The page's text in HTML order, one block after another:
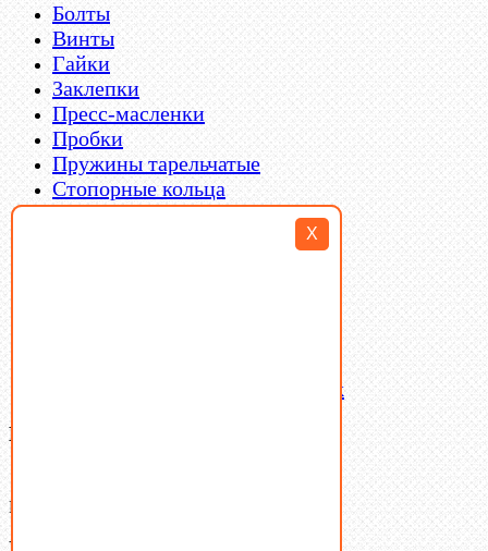
X
Болты
Винты
Гайки
Заклепки
Пресс-масленки
Пробки
Пружины тарельчатые
Стопорные кольца
Такелаж
Латунный и бронзовый крепеж
Ваша корзина
В корзине нет товаров.